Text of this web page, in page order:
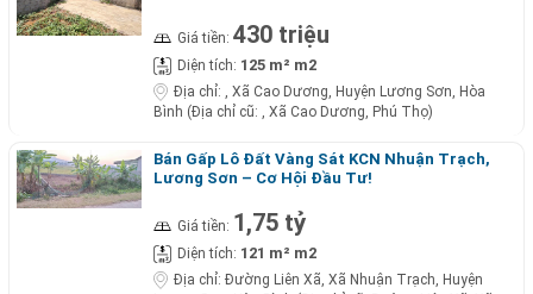
Giá tiền: 430 triệu
Diện tích: 125 m² m2
Địa chỉ:
, Xã Cao Dương, Huyện Lương Sơn, Hòa
Bình (Địa chỉ cũ: , Xã Cao Dương, Phú Thọ)
Bán Gấp Lô Đất Vàng Sát KCN Nhuận Trạch,
Lương Sơn – Cơ Hội Đầu Tư!
Giá tiền: 1,75 tỷ
Diện tích: 121 m² m2
Địa chỉ: Đường Liên Xã, Xã Nhuận Trạch, Huyện